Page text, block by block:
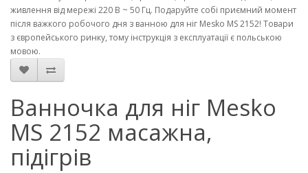
живлення від мережі 220 В ~ 50 Гц. Подаруйте собі приємний момент
після важкого робочого дня з ванною для ніг Mesko MS 2152! Товари
з європейського ринку, тому інструкція з експлуатації є польською
мовою.
Ванночка для ніг Mesko
MS 2152 масажна,
підігрів